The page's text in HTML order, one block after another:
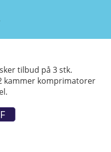
tilbud på 3 stk.
kammer komprimatorer